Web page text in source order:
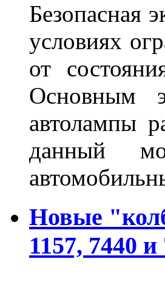
Безопасная
условиях
от
Основным
автолампы
данный
Новые
1157, 7440